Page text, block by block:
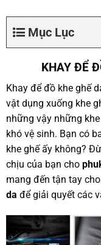
Mục Lục
KHAY ĐỂ
Khay để đồ khe ghế
vật dụng xuống khe
những vậy những
khó vệ sinh. Bạn có
khe ghế ấy không?
chịu của bạn cho
mang đến tận tay
da để giải quyết các